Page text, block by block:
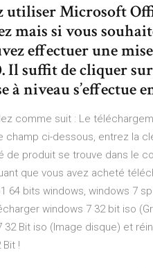
utiliser Microsoft
mais si vous
effectuer une
Il suffit de cliquer
à niveau s’effectue
comme suit : Le
champ ci-dessous, entrez la
produit se trouve dans le
que vous avez acheté
64 bits windows, windows 7
windows 7 32 bit iso
Bit iso (Image disque) et
!